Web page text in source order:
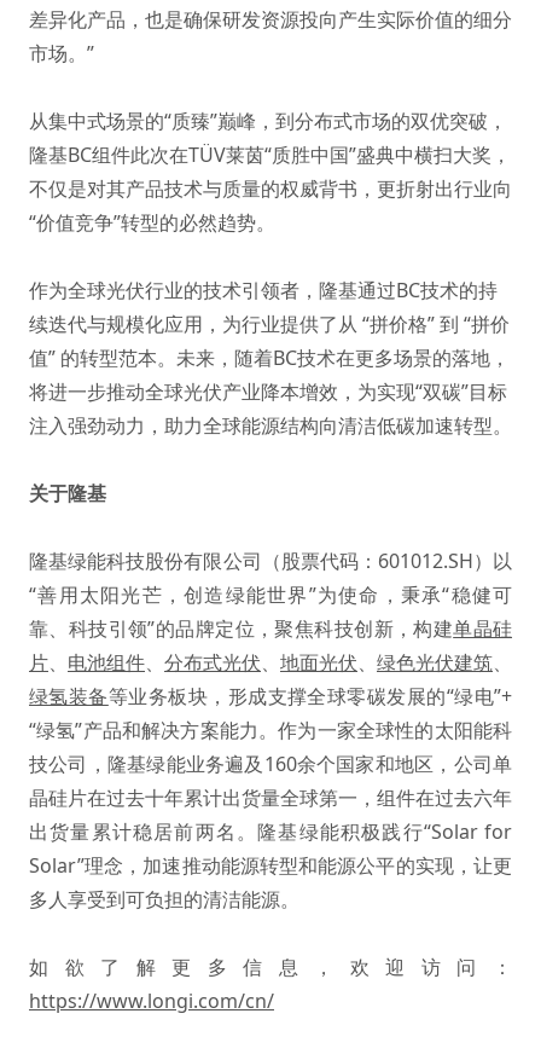
差异化产品，也是确保研发资源投向产生实际价值的细分
市场。”
从集中式场景的“质臻”巅峰，到分布式市场的双优突破，
隆基BC组件此次在TÜV莱茵“质胜中国”盛典中横扫大奖，
不仅是对其产品技术与质量的权威背书，更折射出行业向
“价值竞争”转型的必然趋势。
作为全球光伏行业的技术引领者，隆基通过BC技术的持
续迭代与规模化应用，为行业提供了从 “拼价格” 到 “拼价
值” 的转型范本。未来，随着BC技术在更多场景的落地，
将进一步推动全球光伏产业降本增效，为实现“双碳”目标
注入强劲动力，助力全球能源结构向清洁低碳加速转型。
关于隆基
隆基绿能科技股份有限公司（股票代码：601012.SH）以
“善用太阳光芒，创造绿能世界”为使命，秉承“稳健可
靠、科技引领”的品牌定位，聚焦科技创新，构建单晶硅
片、 电池组件、 分布式光伏、 地面光伏、 绿色光伏建筑、
绿氢装备等业务板块，形成支撑全球零碳发展的“绿电”+
“绿氢”产品和解决方案能力。作为一家全球性的太阳能科
技公司，隆基绿能业务遍及160余个国家和地区，公司单
晶硅片在过去十年累计出货量全球第一，组件在过去六年
出货量累计稳居前两名。隆基绿能积极践行“Solar for
Solar”理念，加速推动能源转型和能源公平的实现，让更
多人享受到可负担的清洁能源。
如欲了解更多信息，欢迎访问：
https://www.longi.com/cn/